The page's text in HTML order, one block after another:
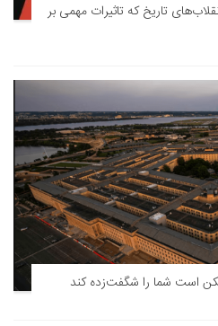
تاریخ که تاثیرات مهمی بر
است شما را شگفت‌زده کند